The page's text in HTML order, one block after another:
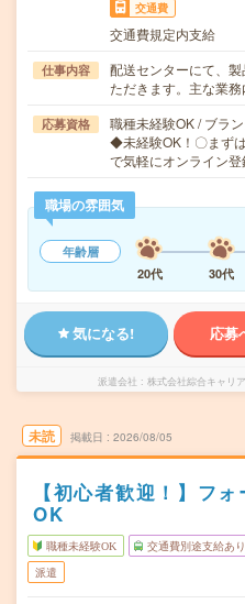
交通費
交通費規定内支給
仕事内容
配送センターにて、
ただきます。主な業
応募資格
職種未経験OK / ブラ
◆未経験OK！〇まず
で気軽にオンライン
職場の雰囲気
年齢層
20代
30代
気になる! 応募
派遣会社 株式会社綜合キャリ
未読 掲載日 2026/08/05
【初心者歓迎！】フ
OK
職種未経験OK 交通費別途支給あり
派遣